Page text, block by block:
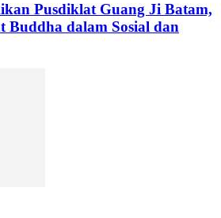
Pusdiklat Guang Ji Batam,
Buddha dalam Sosial dan